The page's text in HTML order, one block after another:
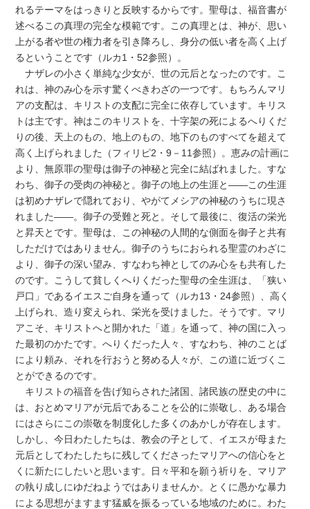
れるテーマをはっきりと反映するからです。聖母は、福音書が
述べるこの真理の完全な模範です。この真理とは、神が、思い
上がる者や世の権力者を引き降ろし、身分の低い者を高く上げ
るということです（ルカ1・52参照）。
ナザレの小さく単純な少女が、世の元后となったのです。こ
れは、神のみ心を示す驚くべきわざの一つです。もちろんマリ
アの支配は、キリストの支配に完全に依存しています。キリス
トは主です。神はこのキリストを、十字架の死によるへりくだ
りの後、天上のもの、地上のもの、地下のものすべてを超えて
高く上げられました（フィリピ2・9－11参照）。恵みの計画に
より、無原罪の聖母は御子の神秘と完全に結ばれました。すな
わち、御子の受肉の神秘と。御子の地上の生涯と――この生涯
は初めナザレで隠れており、やがてメシアの神秘のうちに現さ
れました――。御子の受難と死と。そして最後に、復活の栄光
と昇天とです。聖母は、この神秘の人間的な側面を御子と共有
しただけではありません。御子のうちにおられる聖霊のわざに
より、御子の深い望み、すなわち神としてのみ心をも共有した
のです。こうして貧しくへりくだった聖母の全生涯は、「狭い
戸口」であるイエスご自身を通って（ルカ13・24参照）、高く
上げられ、造り変えられ、栄光を受けました。そうです。マリ
アこそ、キリストへと開かれた「道」を通って、神の国に入っ
た最初のかたです。へりくだった人々、すなわち、神のことば
により頼み、それを行おうと努める人々が、この道に近づくこ
とができるのです。
キリストの福音を告げ知らされた諸国、諸民族の歴史の中に
は、おとめマリアが元后であることを公的に崇敬し、ある場合
にはさらにこの崇敬を制度化した多くのあかしが存在します。
しかし、今日わたしたちは、教会の子として、イエスが母また
元后としてわたしたちに残してくださったマリアへの信心をと
くに新たにしたいと思います。日々平和を願う祈りを、マリア
の執り成しにゆだねようではありませんか。とくに愚かな暴力
による思想がますます猛威を振るっている地域のために。わた